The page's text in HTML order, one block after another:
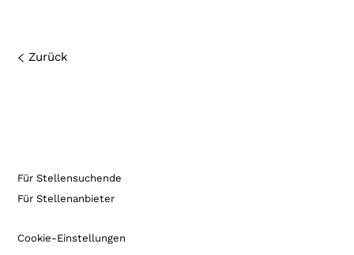
Zurück
Für Stellensuchende
Für Stellenanbieter
Cookie-Einstellungen